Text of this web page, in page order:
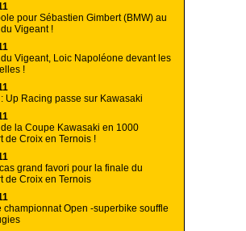
pour Sébastien Gimbert (BMW) au
Vigeant !
Vigeant, Loic Napoléone devant les
!
Up Racing passe sur Kawasaki
la Coupe Kawasaki en 1000
de Croix en Ternois !
grand favori pour la finale du
de Croix en Ternois
championnat Open -superbike souffle